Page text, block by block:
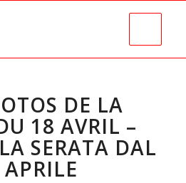
DE LA
18 AVRIL –
SERATA DAL